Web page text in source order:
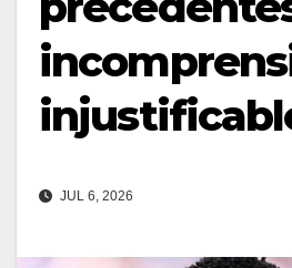
JUL 6, 2026